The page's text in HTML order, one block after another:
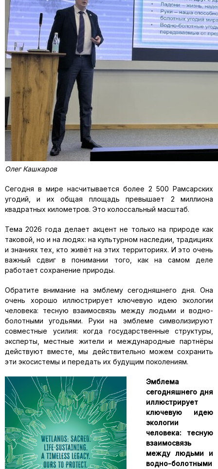
Олег Кашкаров
Сегодня в мире насчитывается более 2 500 Рамсарских
угодий, и их общая площадь превышает 2 миллиона
квадратных километров. Это колоссальный масштаб.
Тема 2026 года делает акцент не только на природе как
таковой, но и на людях: на культурном наследии, традициях
и знаниях тех, кто живёт на этих территориях. И это очень
важный сдвиг в понимании того, как на самом деле
работает сохранение природы.
Обратите внимание на эмблему сегодняшнего дня. Она
очень хорошо иллюстрирует ключевую идею экологии
человека: тесную взаимосвязь между людьми и водно-
болотными угодьями. Руки на эмблеме символизируют
совместные усилия: когда государственные структуры,
эксперты, местные жители и международные партнёры
действуют вместе, мы действительно можем сохранить
эти экосистемы и передать их будущим поколениям.
Эмблема
сегодняшнего дня
иллюстрирует
ключевую идею
экологии
человека: тесную
взаимосвязь
между людьми и
водно-болотными